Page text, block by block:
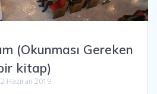
(Okunması Gereken
kitap)
Haziran 2019